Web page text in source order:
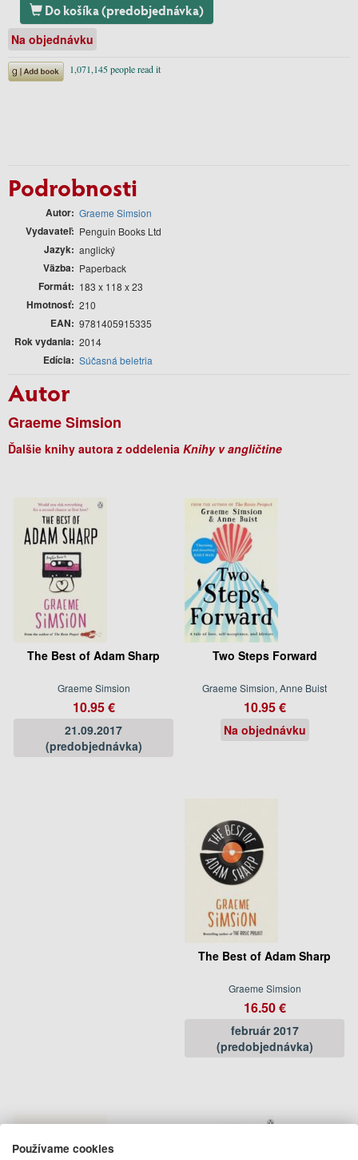
Do košíka (predobjednávka)
Na objednávku
Podrobnosti
Autor Graeme Simsion
Vydavateľ Penguin Books Ltd
Jazyk anglický
Väzba Paperback
Formát 183 x 118 x 23
Hmotnosť 210
EAN 9781405915335
Rok vydania 2014
Edícia Súčasná beletria
Autor
Graeme Simsion
Ďalšie knihy autora z oddelenia Knihy v angličtine
The Best of Adam Sharp
Graeme Simsion
10.95 €
21.09.2017
(predobjednávka)
Two Steps Forward
Graeme Simsion, Anne Buist
10.95 €
Na objednávku
The Best of Adam Sharp
Graeme Simsion
16.50 €
február 2017
(predobjednávka)
Používame cookies